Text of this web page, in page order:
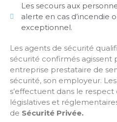
Les secours aux
alerte en cas d’incendie
exceptionnel.
Les agents de sécurité
sécurité confirmés agissent
entreprise prestataire de
sécurité, son employeur.
s’effectuent dans le respect
législatives et
de Sécurité Privée.